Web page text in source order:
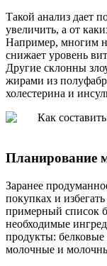
Такой анализ дает
увеличить, а от
Например, многим
снижает уровень
Другие склонны
жирами из
холестерина и
Планирование
Заранее
покупках и
примерный список
необходимые
продукты:
молочные и